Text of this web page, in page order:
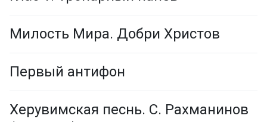
Милость Мира. Добри Христов
Первый антифон
Херувимская песнь. С. Рахманинов